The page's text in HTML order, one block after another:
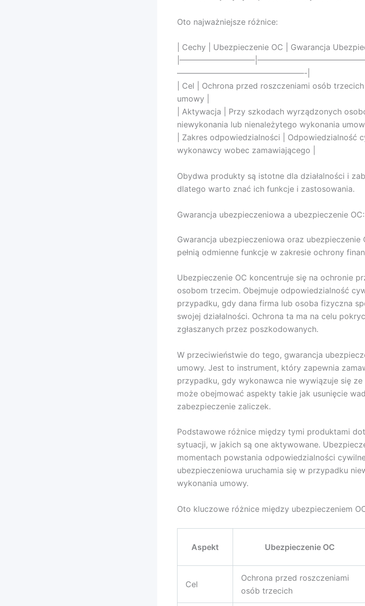
Oto najważniejsze różnice:
| Cechy | Ubezpieczenie OC | Gwarancja
————————————————-|
| Cel | Ochrona przed roszczeniami osób
umowy |
| Aktywacja | Przy szkodach wyrządzonych
niewykonania lub nienależytego wykonania
| Zakres odpowiedzialności | Odpowiedzialność
wykonawcy wobec zamawiającego |
Obydwa produkty są istotne dla działalności i
dlatego warto znać ich funkcje i zastosowania.
Gwarancja ubezpieczeniowa a ubezpieczenie
Gwarancja ubezpieczeniowa oraz
pełnią odmienne funkcje w zakresie ochrony
Ubezpieczenie OC koncentruje się na ochronie
osobom trzecim. Obejmuje odpowiedzialność
przypadku, gdy dana firma lub osoba fizyczna
swojej działalności. Ochrona ta ma na celu
zgłaszanych przez poszkodowanych.
W przeciwieństwie do tego, gwarancja
umowy. Jest to instrument, który zapewnia
przypadku, gdy wykonawca nie wywiązuje się
może obejmować aspekty takie jak usunięcie
zabezpieczenie zaliczek.
Podstawowe różnice między tymi produktami
sytuacji, w jakich są one aktywowane.
momentach powstania odpowiedzialności
ubezpieczeniowa uruchamia się w przypadku
wykonania umowy.
Oto kluczowe różnice między ubezpieczeniem
Aspekt Ubezpieczenie OC
Cel
Ochrona przed roszczeniami
osób trzecich